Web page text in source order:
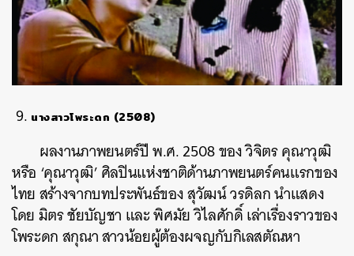
นางสาวโพระดก (2508)
ผลงานภาพยนตร์ปี พ.ศ. 2508 ของ วิจิตร คุณาวุฒิ
หรือ ‘คุณาวุฒิ’ ศิลปินแห่งชาติด้านภาพยนตร์คนแรกของ
ไทย สร้างจากบทประพันธ์ของ สุวัฒน์ วรดิลก นำแสดง
โดย มิตร ชัยบัญชา และ พิศมัย วิไลศักดิ์ เล่าเรื่องราวของ
โพระดก สกุณา สาวน้อยผู้ต้องผจญกับกิเลสตัณหา